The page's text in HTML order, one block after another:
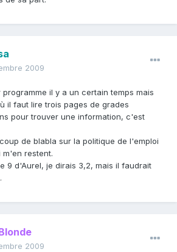
2009
il y a un certain temps mais
il faut lire trois pages de grades
pour trouver une information, c'est
de blabla sur la politique de l'emploi
m'en restent.
9 d'Aurel, je dirais 3,2, mais il faudrait
2009